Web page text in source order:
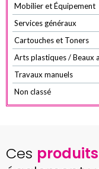
Mobilier et Équipement
Services généraux
Cartouches et Toners
Arts plastiques / Beaux
Travaux manuels
Non classé
Ces produits